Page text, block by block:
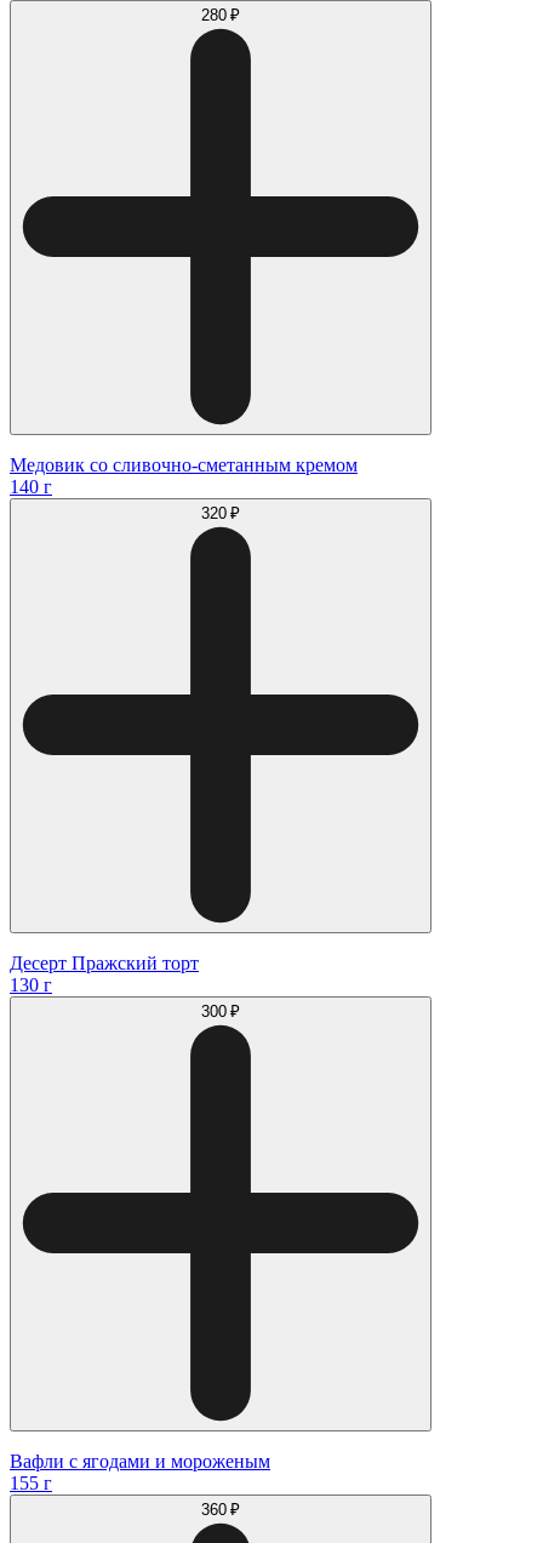
280 ₽
Медовик со сливочно-сметанным кремом
140 г
320 ₽
Десерт Пражский торт
130 г
300 ₽
Вафли с ягодами и мороженым
155 г
360 ₽